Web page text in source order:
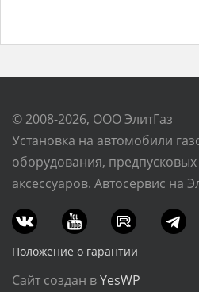
© 2008-2026, ООО ЭлитГаз
Установка на автомобили
оборудования,
аксессуаров. Автосервис на
Положение о гарантии
Сайт создан вYesWP